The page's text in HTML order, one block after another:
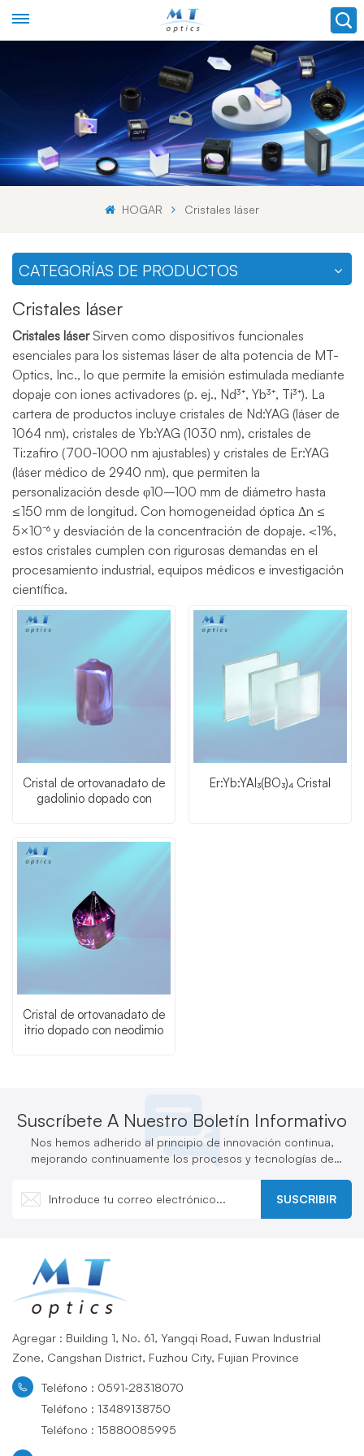
HOGAR Cristales láser
CATEGORÍAS DE PRODUCTOS
Cristales láser
Cristales láserSirven como dispositivos funcionales
esenciales para los sistemas láser de alta potencia de MT-
Optics, Inc., lo que permite la emisión estimulada mediante
dopaje con iones activadores (p. ej., Nd³⁺, Yb³⁺, Ti³⁺). La
cartera de productos incluye cristales de Nd:YAG (láser de
1064 nm), cristales de Yb:YAG (1030 nm), cristales de
Ti:zafiro (700-1000 nm ajustables) y cristales de Er:YAG
(láser médico de 2940 nm), que permiten la
personalización desde φ10–100 mm de diámetro hasta
≤150 mm de longitud. Con homogeneidad óptica Δn ≤
5×10⁻⁶ y desviación de la concentración de dopaje. <1%,
estos cristales cumplen con rigurosas demandas en el
procesamiento industrial, equipos médicos e investigación
científica.
Cristal de ortovanadato de
gadolinio dopado con
Er:Yb:YAl₃(BO₃)₄ Cristal
Cristal de ortovanadato de
itrio dopado con neodimio
Suscríbete A Nuestro Boletín Informativo
Nos hemos adherido al principio de innovación continua,
mejorando continuamente los procesos y tecnologías de
SUSCRIBIR
Agregar : Building 1, No. 61, Yangqi Road, Fuwan Industrial
Zone, Cangshan District, Fuzhou City, Fujian Province
Teléfono : 0591-28318070
Teléfono : 13489138750
Teléfono : 15880085995